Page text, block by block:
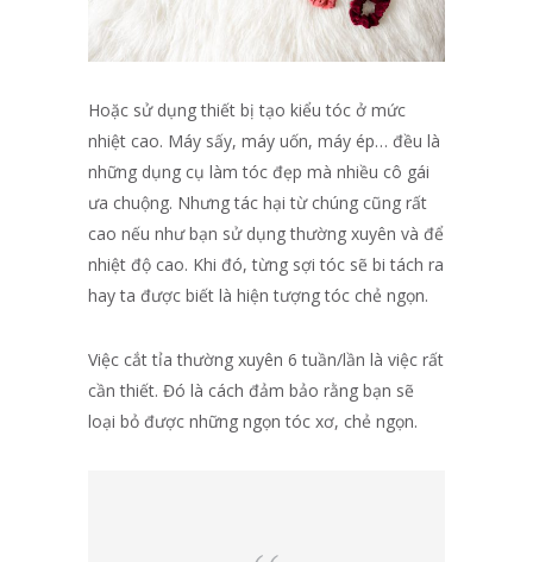
Hoặc sử dụng thiết bị tạo kiểu tóc ở mức
nhiệt cao. Máy sấy, máy uốn, máy ép… đều là
những dụng cụ làm tóc đẹp mà nhiều cô gái
ưa chuộng. Nhưng tác hại từ chúng cũng rất
cao nếu như bạn sử dụng thường xuyên và để
nhiệt độ cao. Khi đó, từng sợi tóc sẽ bi tách ra
hay ta được biết là hiện tượng tóc chẻ ngọn.
Việc cắt tỉa thường xuyên 6 tuần/lần là việc rất
cần thiết. Đó là cách đảm bảo rằng bạn sẽ
loại bỏ được những ngọn tóc xơ, chẻ ngọn.